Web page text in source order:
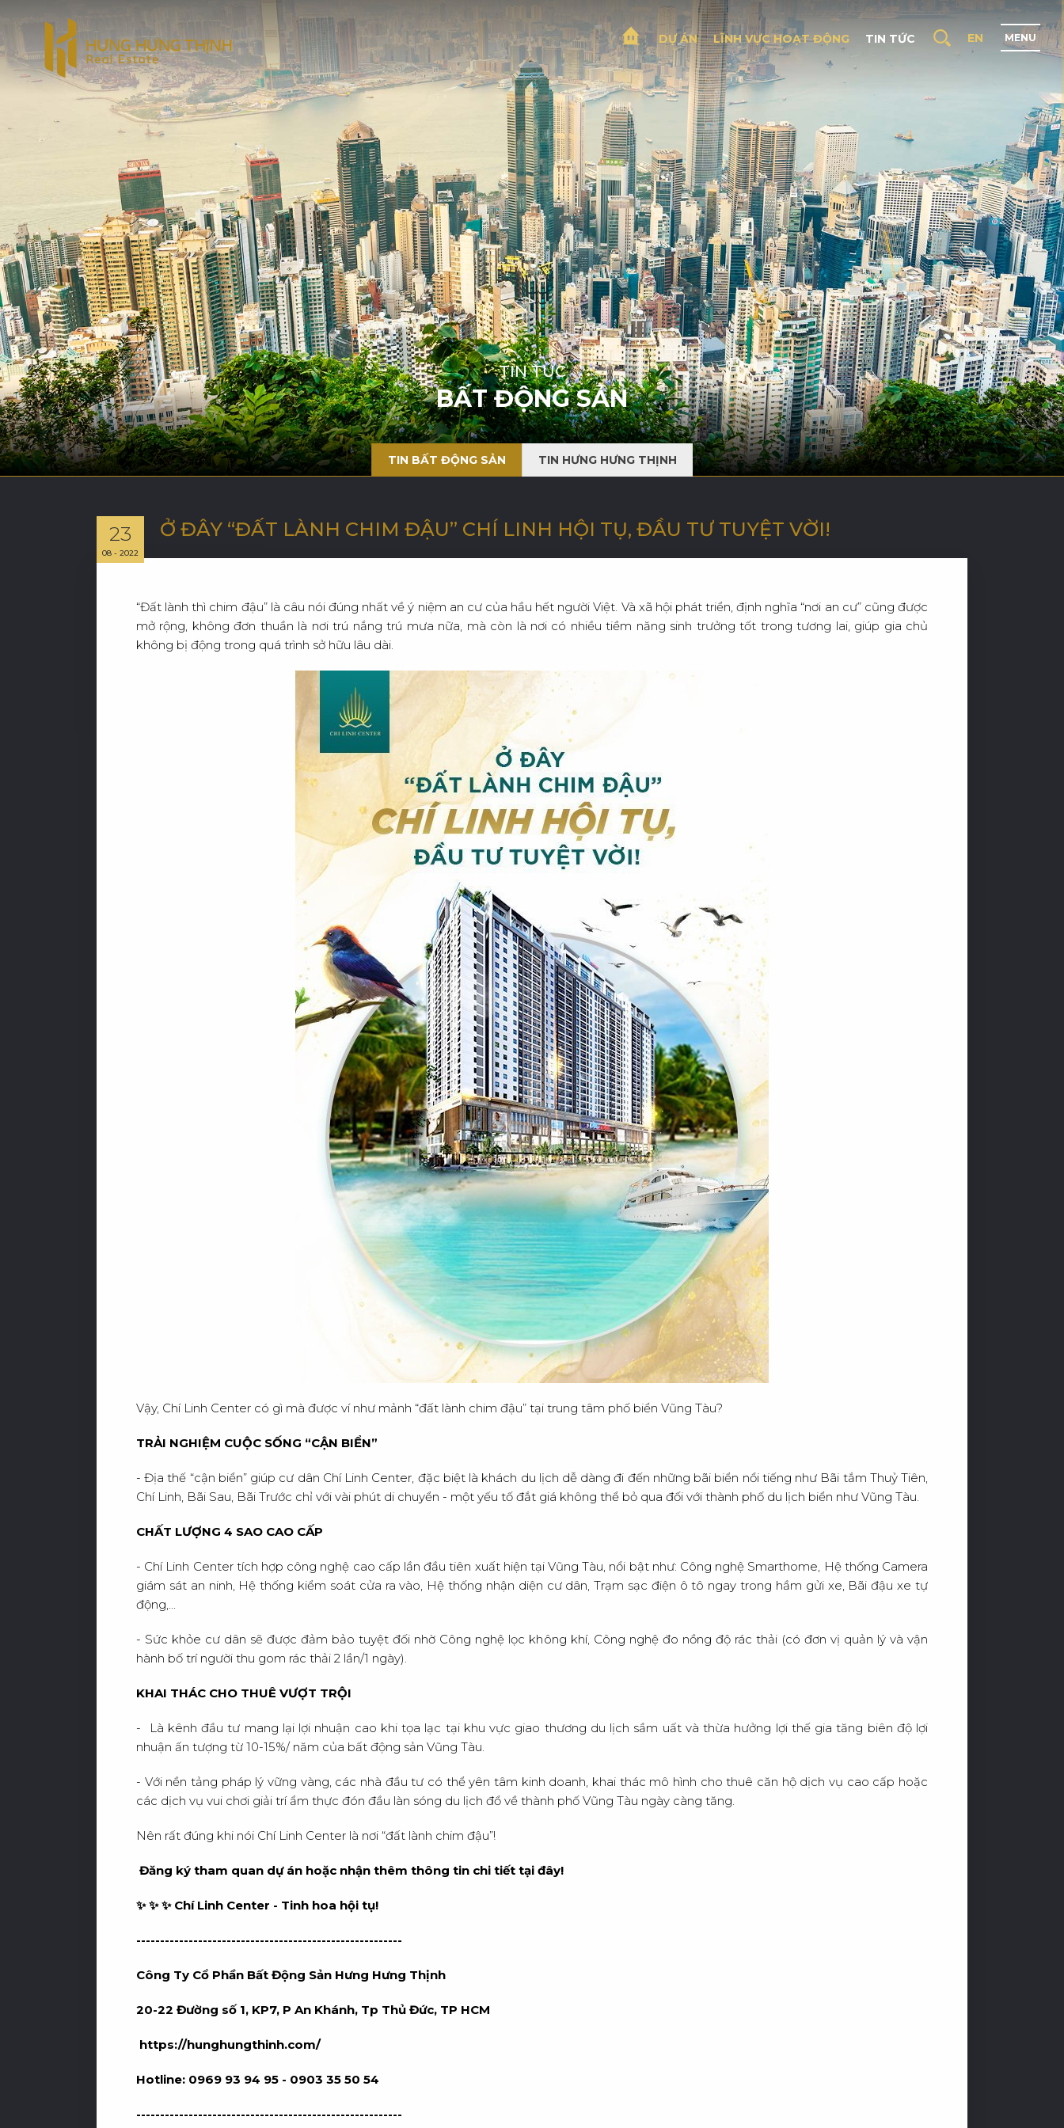
TRANG CHỦ
GIỚI THIỆU
DỰ Á
H VỰC H O
TIN
ỘI NGHỀ
LIÊN H
DỰ ÁN LĨNH VỰC HOẠT ĐỘNG TIN TỨC EN MENU
TIN TỨC
BẤT ĐỘNG SẢN
TIN BẤT ĐỘNG SẢN TIN HƯNG HƯNG THỊNH
23
08 - 2022
Ở ĐÂY “ĐẤT LÀNH CHIM ĐẬU” CHÍ LINH HỘI TỤ, ĐẦU TƯ TUYỆT VỜI!
“Đất lành thì chim đậu” là câu nói đúng nhất về ý niệm an cư của hầu hết người Việt. Và xã hội phát triển, định nghĩa “nơi an cư” cũng được
mở rộng, không đơn thuần là nơi trú nắng trú mưa nữa, mà còn là nơi có nhiều tiềm năng sinh trưởng tốt trong tương lai, giúp gia chủ
không bị động trong quá trình sở hữu lâu dài.
Vậy, Chí Linh Center có gì mà được ví như mảnh “đất lành chim đậu” tại trung tâm phố biển Vũng Tàu?
TRẢI NGHIỆM CUỘC SỐNG “CẬN BIỂN”
- Địa thế “cận biển” giúp cư dân Chí Linh Center, đặc biệt là khách du lịch dễ dàng đi đến những bãi biển nổi tiếng như Bãi tắm Thuỷ Tiên,
Chí Linh, Bãi Sau, Bãi Trước chỉ với vài phút di chuyển - một yếu tố đắt giá không thể bỏ qua đối với thành phố du lịch biển như Vũng Tàu.
CHẤT LƯỢNG 4 SAO CAO CẤP
- Chí Linh Center tích hợp công nghệ cao cấp lần đầu tiên xuất hiện tại Vũng Tàu, nổi bật như: Công nghệ Smarthome, Hệ thống Camera
giám sát an ninh, Hệ thống kiểm soát cửa ra vào, Hệ thống nhận diện cư dân, Trạm sạc điện ô tô ngay trong hầm gửi xe, Bãi đậu xe tự
động,...
- Sức khỏe cư dân sẽ được đảm bảo tuyệt đối nhờ Công nghệ lọc không khí, Công nghệ đo nồng độ rác thải (có đơn vị quản lý và vận
hành bố trí người thu gom rác thải 2 lần/1 ngày).
KHAI THÁC CHO THUÊ VƯỢT TRỘI
- Là kênh đầu tư mang lại lợi nhuận cao khi tọa lạc tại khu vực giao thương du lịch sầm uất và thừa hưởng lợi thế gia tăng biên độ lợi
nhuận ấn tượng từ 10-15%/ năm của bất động sản Vũng Tàu.
- Với nền tảng pháp lý vững vàng, các nhà đầu tư có thể yên tâm kinh doanh, khai thác mô hình cho thuê căn hộ dịch vụ cao cấp hoặc
các dịch vụ vui chơi giải trí ẩm thực đón đầu làn sóng du lịch đổ về thành phố Vũng Tàu ngày càng tăng.
Nên rất đúng khi nói Chí Linh Center là nơi “đất lành chim đậu”!
Đăng ký tham quan dự án hoặc nhận thêm thông tin chi tiết tại đây!
✨ ✨ ✨ Chí Linh Center - Tinh hoa hội tụ!
--------------------------------------------------------
Công Ty Cổ Phần Bất Động Sản Hưng Hưng Thịnh
20-22 Đường số 1, KP7, P An Khánh, Tp Thủ Đức, TP HCM
https://hunghungthinh.com/
Hotline: 0969 93 94 95 - 0903 35 50 54
--------------------------------------------------------